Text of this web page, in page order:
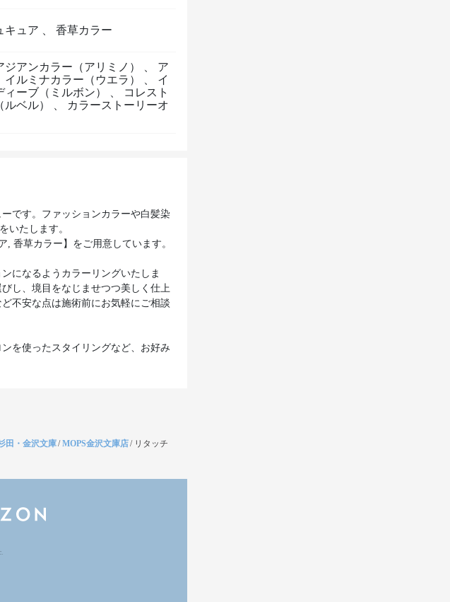
キュア 香草カラー
ジアンカラー（アリミノ）
ア
イルミナカラー（ウエラ）
イ
ィーブ（ミルボン）
コレスト
ベル）
カラーストーリーオ
です。ファッションカラーや白髪染
いたします。
香草カラー】をご用意しています。
になるようカラーリングいたしま
し、境目をなじませつつ美しく仕上
不安な点は施術前にお気軽にご相談
を使ったスタイリングなど、お好み
田・金沢文庫/MOPS金沢文庫店/ リタッチ